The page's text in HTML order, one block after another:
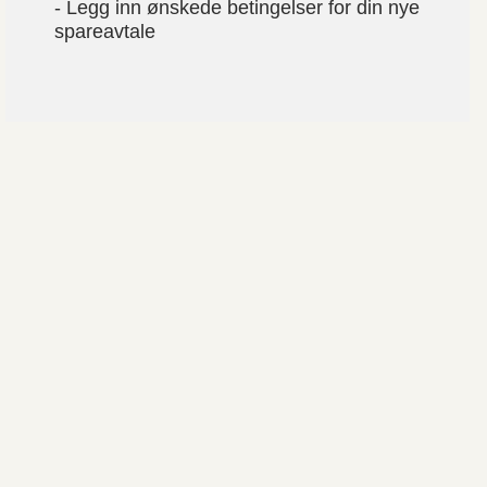
- Legg inn ønskede betingelser for din nye
spareavtale